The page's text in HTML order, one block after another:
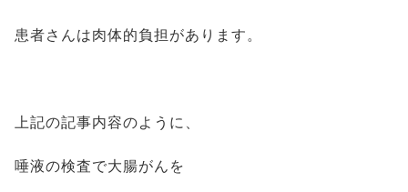
患者さんは肉体的負担があります。
上記の記事内容のように、
唾液の検査で大腸がんを